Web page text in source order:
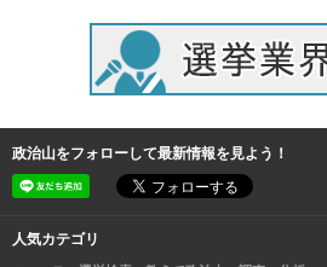
政治山をフォローして最新情報を見よう！
人気カテゴリ